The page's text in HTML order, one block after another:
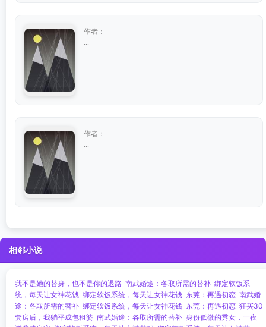
作者：
作者：
相邻小说
我不是她的替身，也不是你的退路 南武婚途：各取所需的替补 绑定软饭系
统，每天让女神花钱 绑定软饭系统，每天让女神花钱 东莞：再遇初恋 南武婚
途：各取所需的替补 绑定软饭系统，每天让女神花钱 东莞：再遇初恋 狂买30
套房后，我躺平成包租婆 南武婚途：各取所需的替补 身份低微的秀女，一夜